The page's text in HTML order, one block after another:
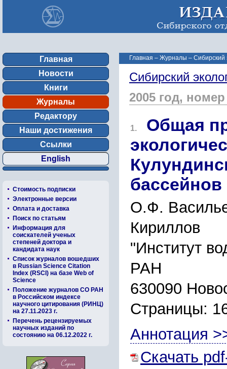
Главная
Новости
Книги
Журналы
Редактору
Наши достижения
Ссылки
English
Стоимость подписки
Электронные версии
Оплата и доставка
Поиск по статьям
Информация для
соискателей ученых
степеней доктора и
кандидата наук
Список журналов вошедших
в Russian Science Citation
Index (RSCI) на базе Web of
Science
Положение журналов СО РАН
в Российском индексе
научного цитирования (РИНЦ)
на 27.11.2023 г.
Перечень рецензируемых
научных изданий по
состоянию на 06.12.2022 г.
Главная – Журналы – Сибирский
Сибирский
2005 год,
1.
Общая
бассейнов
О.Ф.
Кириллов
"Институт
РАН
630090
Страницы:
Аннотация
Скачать